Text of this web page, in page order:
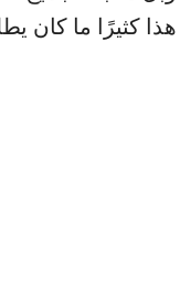
كثيرًا ما كان